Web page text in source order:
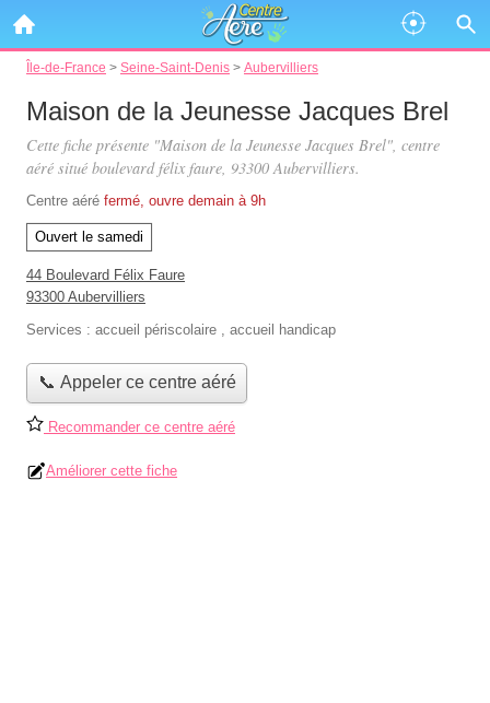
Île-de-France > Seine-Saint-Denis > Aubervilliers
Maison de la Jeunesse Jacques Brel
Cette fiche présente "Maison de la Jeunesse Jacques Brel", centre
aéré situé boulevard félix faure, 93300 Aubervilliers.
Centre aéré fermé, ouvre demain à 9h
Ouvert le samedi
44 Boulevard Félix Faure
93300 Aubervilliers
Services : accueil périscolaire , accueil handicap
📞 Appeler ce centre aéré
Recommander ce centre aéré
Améliorer cette fiche